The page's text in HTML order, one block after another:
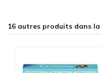
16 autres produits dans